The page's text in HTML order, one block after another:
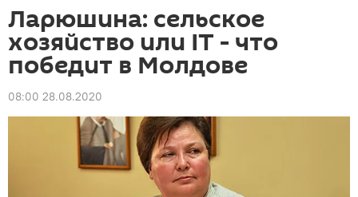
Ларюшина: сельское
хозяйство или IТ - что
победит в Молдове
08:00 28.08.2020